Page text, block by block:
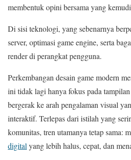
membentuk opini bersama yang
Di sisi teknologi, yang sebenarnya
server, optimasi game engine, serta
render di perangkat pengguna.
Perkembangan desain game modern
ini tidak lagi hanya fokus pada tampilan
bergerak ke arah pengalaman visual
interaktif. Terlepas dari istilah yang
komunitas, tren utamanya tetap sama:
digital yang lebih halus, cepat, dan